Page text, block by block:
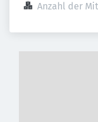
Anzahl der